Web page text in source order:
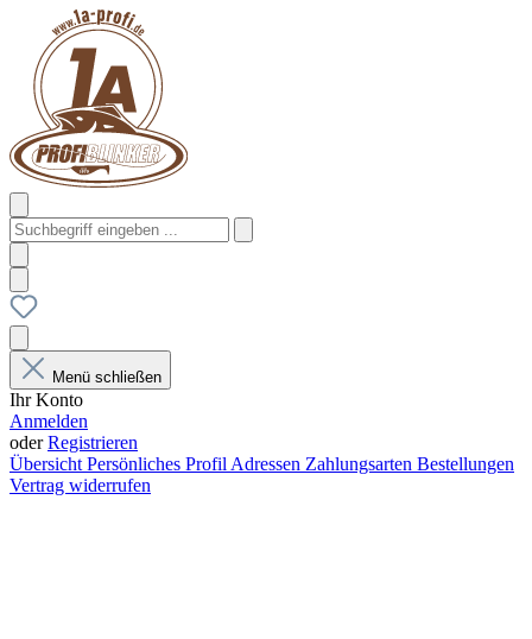
Menü schließen
Ihr Konto
Anmelden
oderRegistrieren
Übersicht Persönliches Profil Adressen Zahlungsarten Bestellungen
Vertrag widerrufen